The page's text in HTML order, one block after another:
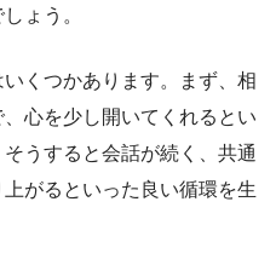
ょう。
くつかあります。まず、相
心を少し開いてくれるとい
うすると会話が続く、共通
がるといった良い循環を生